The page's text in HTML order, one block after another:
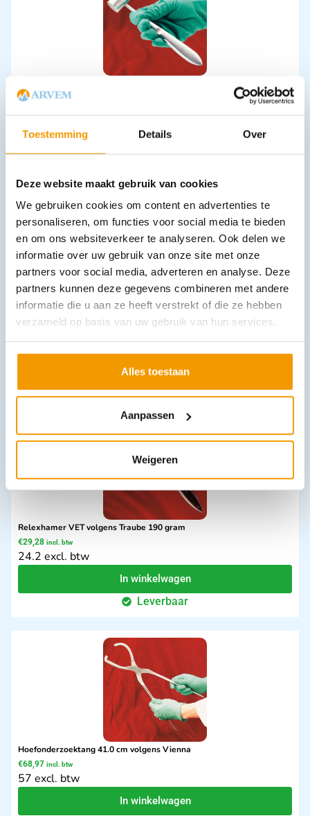
Toestemming Details Over
Deze website maakt gebruik van cookies
We gebruiken cookies om content en advertenties te
personaliseren, om functies voor social media te bieden
en om ons websiteverkeer te analyseren. Ook delen we
informatie over uw gebruik van onze site met onze
partners voor social media, adverteren en analyse. Deze
partners kunnen deze gegevens combineren met andere
informatie die u aan ze heeft verstrekt of die ze hebben
verzameld op basis van uw gebruik van hun services.
Alles toestaan
Aanpassen
Weigeren
€64,37 incl. btw
53.2 excl. btw
In winkelwagen
Leverbaar
Hoefmes links - breed
€ 9,56 incl. btw
In winkelwagen
Leverbaar
Relexhamer VET volgens Traube 190 gram
€29,28 incl. btw
24.2 excl. btw
In winkelwagen
Leverbaar
Hoefonderzoektang 41.0 cm volgens Vienna
€68,97 incl. btw
57 excl. btw
In winkelwagen